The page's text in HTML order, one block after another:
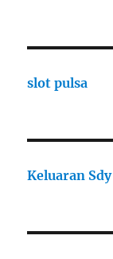
slot pulsa
Keluaran Sdy